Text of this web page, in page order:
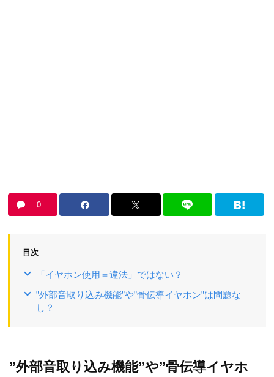
0
目次
「イヤホン使用＝違法」ではない？
”外部音取り込み機能”や”骨伝導イヤホン”は問題な
し？
”外部音取り込み機能”や”骨伝導イヤホ